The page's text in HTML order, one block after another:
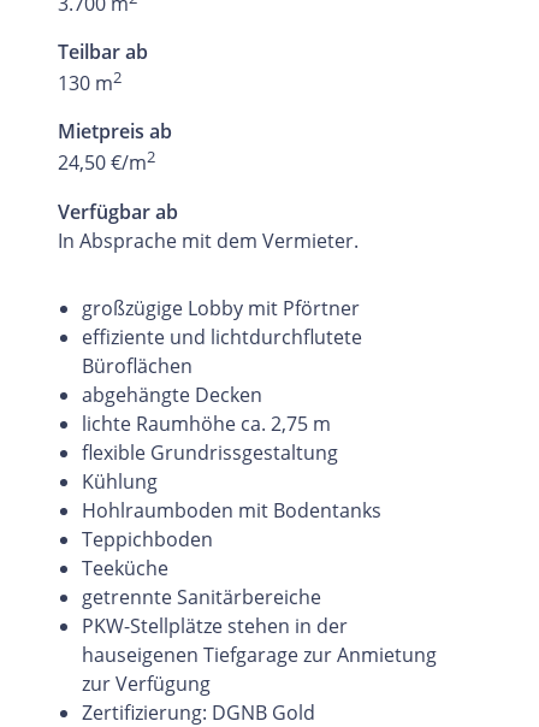
Teilbar ab
130 m2
Mietpreis ab
24,50 €/m2
Verfügbar ab
In Absprache mit dem Vermieter.
großzügige Lobby mit Pförtner
effiziente und lichtdurchflutete
Büroflächen
abgehängte Decken
lichte Raumhöhe ca. 2,75 m
flexible Grundrissgestaltung
Kühlung
Hohlraumboden mit Bodentanks
Teppichboden
Teeküche
getrennte Sanitärbereiche
PKW-Stellplätze stehen in der
hauseigenen Tiefgarage zur Anmietung
zur Verfügung
Zertifizierung: DGNB Gold